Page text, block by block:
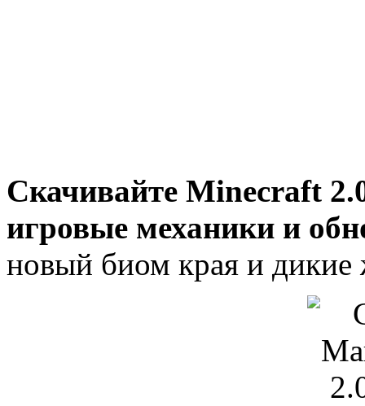
Скачивайте Minecraft
игровые механики и
новый биом края и дикие